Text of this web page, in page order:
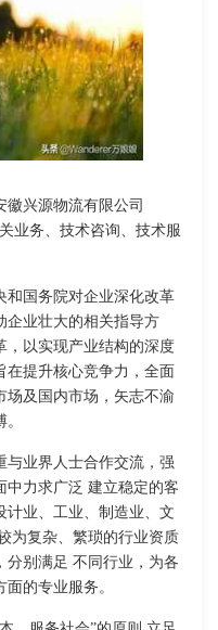
兴源物流有限公司
业务、技术咨询、技术服
和国务院对企业深化改革
企业壮大的相关指导方
，以实现产业结构的深度
在提升核心竞争力，全面
场及国内市场，矢志不渝
与业界人士合作交流，强
中力求广泛 建立稳定的客
计业、工业、制造业、文
为复杂、繁琐的行业资质
分别满足 不同行业，为各
的专业服务。